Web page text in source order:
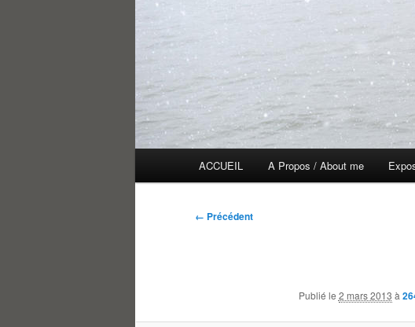
ACCUEIL A Propos / About me
Navigation
← Précédent
Publié le 2 mars 2013 à